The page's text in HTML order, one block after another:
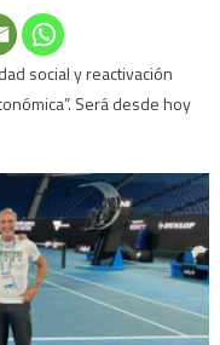
social y reactivación
Será desde hoy